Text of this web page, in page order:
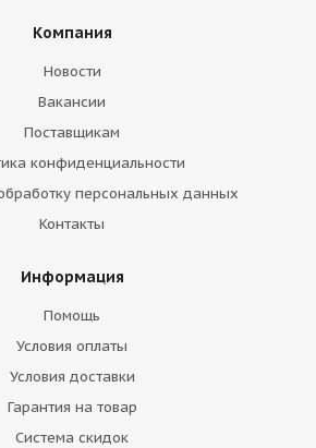
Компания
Новости
Вакансии
Поставщикам
конфиденциальности
персональных данных
Контакты
Информация
Помощь
Условия оплаты
Условия доставки
Гарантия на товар
Система скидок